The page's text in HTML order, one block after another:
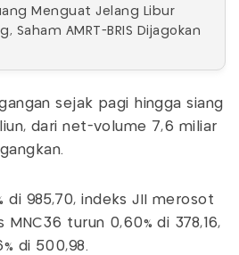
Menguat Jelang Libur
Saham AMRT-BRIS Dijagokan
sejak pagi hingga siang
dari net-volume 7,6 miliar
di 985,70, indeks JII merosot
MNC36 turun 0,60% di 378,16,
di 500,98.